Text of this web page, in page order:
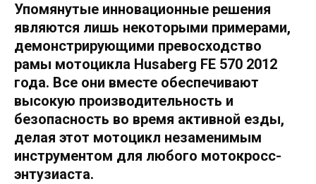
Упомянутые инновационные решения
являются лишь некоторыми примерами,
демонстрирующими превосходство
рамы мотоцикла Husaberg FE 570 2012
года. Все они вместе обеспечивают
высокую производительность и
безопасность во время активной езды,
делая этот мотоцикл незаменимым
инструментом для любого мотокросс-
энтузиаста.